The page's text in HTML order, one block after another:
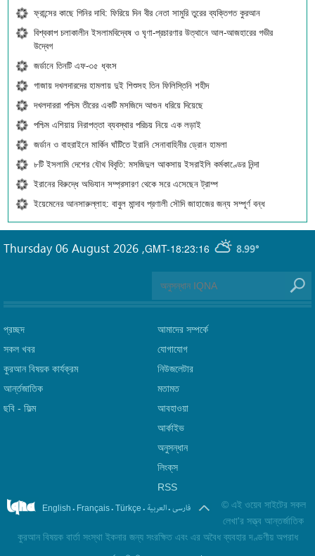
ফ্রান্সের কাছে গিনির দাবি: ফিরিয়ে দিন বীর নেতা সামুরি তুরের ব্যক্তিগত কুরআন
বিশ্বকাপ চলাকালীন ইসলামবিদ্বেষ ও ঘৃণা-প্রচারণার উত্থানে আল-আজহারের গভীর
উদ্বেগ
জর্ডানে তিনটি এফ-৩৫ ধ্বংস
গাজায় দখলদারদের হামলায় দুই শিশুসহ তিন ফিলিস্তিনি শহীদ
দখলদাররা পশ্চিম তীরের একটি মসজিদে আগুন ধরিয়ে দিয়েছে
পশ্চিম এশিয়ায় নিরাপত্তা ব্যবস্থার পরিচয় নিয়ে এক লড়াই
জর্ডান ও বাহরাইনে মার্কিন ঘাঁটিতে ইরানি সেনাবাহিনীর ড্রোন হামলা
৮টি ইসলামি দেশের যৌথ বিবৃতি: মসজিদুল আকসায় ইসরাইলি কর্মকাণ্ডের নিন্দা
ইরানের বিরুদ্ধে অভিযান সম্প্রসারণ থেকে সরে এসেছেন ট্রাম্প
ইয়েমেনের আনসারুল্লাহ: বাবুল মান্দাব প্রণালী সৌদি জাহাজের জন্য সম্পূর্ণ বন্ধ
GMT-18:23:16 8.99°
Thursday 06 August 2026 ,
প্রচ্ছদ
সকল খবর
কুরআন বিষয়ক কার্যক্রম
আর্ন্তজাতিক
ছবি‎ - ফিল্ম
আমাদের সম্পর্কে
যোগাযোগ
নিউজলেটার
মতামত
আবহাওয়া
আর্কাইভ
অনুসন্ধান
লিংক্‌স
RSS
English . Français. Türkçe . العربیة.فارسی © এই ওয়েব সাইটের সকল
লেখা'র সত্ত্ব আন্তর্জাতিক
কুরআন বিষয়ক বার্তা সংস্থা ইকনার জন্য সংরক্ষিত এবং এর অবৈধ ব্যবহার দণ্ডণীয় অপরাধ